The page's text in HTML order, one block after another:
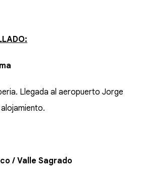
Llegada al aeropuerto Jorge
/ Valle Sagrado